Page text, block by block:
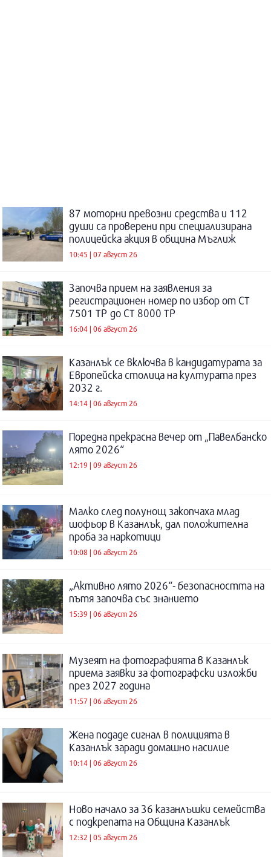
87 моторни превозни средства и 112
души са проверени при специализирана
полицейска акция в община Мъглиж
10:45 | 07 август 26
Започва прием на заявления за
регистрационен номер по избор от СТ
7501 ТР до СТ 8000 ТР
16:04 | 06 август 26
Казанлък се включва в кандидатурата за
Европейска столица на културата през
2032 г.
14:14 | 06 август 26
Поредна прекрасна вечер от „Павелбанско
лято 2026“
12:19 | 09 август 26
Малко след полунощ закопчаха млад
шофьор в Казанлък, дал положителна
проба за наркотици
10:08 | 06 август 26
„Активно лято 2026“- безопасността на
пътя започва със знанието
15:39 | 06 август 26
Музеят на фотографията в Казанлък
приема заявки за фотографски изложби
през 2027 година
11:57 | 06 август 26
Жена подаде сигнал в полицията в
Казанлък заради домашно насилие
10:14 | 06 август 26
Ново начало за 36 казанлъшки семейства
с подкрепата на Община Казанлък
12:32 | 05 август 26